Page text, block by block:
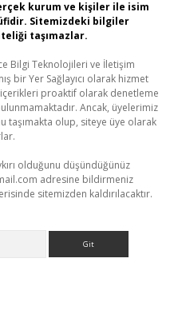
kurum ve kişiler ile isim
Sitemizdeki bilgiler
taşımazlar.
Bilgi Teknolojileri ve İletişim
bir Yer Sağlayıcı olarak hizmet
proaktif olarak denetleme
Ancak, üyelerimiz
taşımakta olup, siteye üye olarak
olduğunu düşündüğünüz
adresine bildirmeniz
sitemizden kaldırılacaktır.